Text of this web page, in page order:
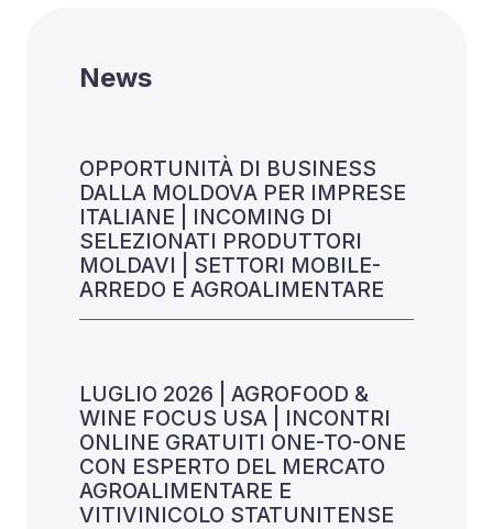
News
OPPORTUNITÀ DI BUSINESS
DALLA MOLDOVA PER IMPRESE
ITALIANE | INCOMING DI
SELEZIONATI PRODUTTORI
MOLDAVI | SETTORI MOBILE-
ARREDO E AGROALIMENTARE
LUGLIO 2026 | AGROFOOD &
WINE FOCUS USA | INCONTRI
ONLINE GRATUITI ONE-TO-ONE
CON ESPERTO DEL MERCATO
AGROALIMENTARE E
VITIVINICOLO STATUNITENSE